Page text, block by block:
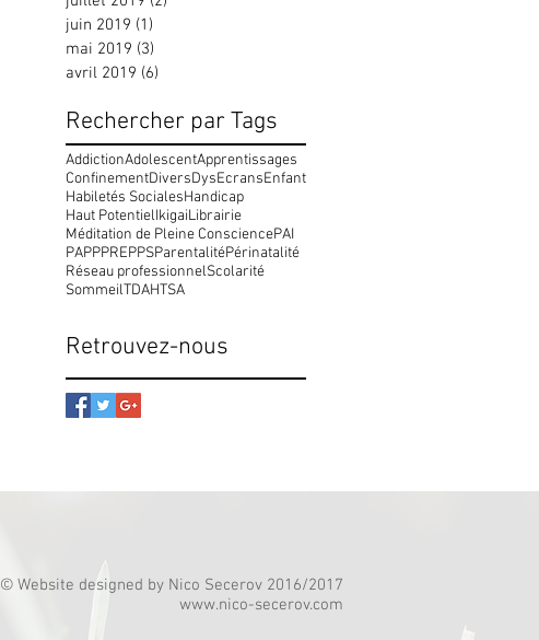
juin 2019 (1)
mai 2019 (3)
avril 2019 (6)
Rechercher par Tags
AddictionAdolescentApprentissages
ConfinementDiversDysEcransEnfant
Habiletés SocialesHandicap
Haut PotentielIkigaiLibrairie
Méditation de Pleine ConsciencePAI
PAPPPREPPSParentalitéPérinatalité
Réseau professionnelScolarité
SommeilTDAHTSA
Retrouvez-nous
© Website designed by Nico Secerov 2016/2017
www.nico-secerov.com